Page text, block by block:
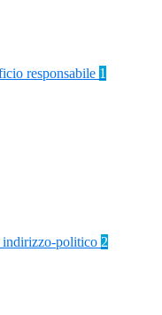
responsabile 1
indirizzo-politico 2